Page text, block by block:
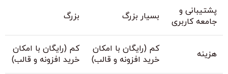
پشتیبانی و
جامعه کاربری
بسیار بزرگ بزرگ
هزینه
کم (رایگان با امکان
خرید افزونه و قالب)
کم (رایگان با امکان
خرید افزونه و قالب)